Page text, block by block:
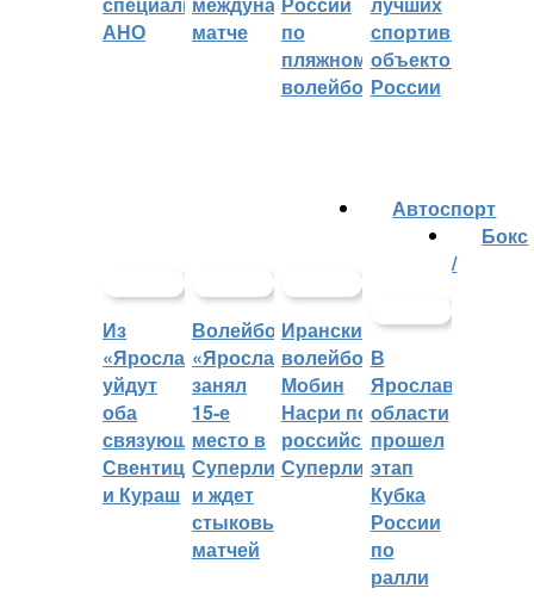
АНО
матче
по
пляжному
волейболу
спортивных
объектов
России
Из
«Ярославича»
уйдут
оба
связующих:
Свентицкис
и Кураш
Волейбольный
«Ярославич»
занял
15-е
место в
Суперлиге
и ждет
стыковых
матчей
Иранский
волейболист
Мобин
Насри покинет
российскую
Суперлигу
Автоспорт
В
Ярославской
области
прошел
этап
Кубка
России
по
ралли
Бокс
/